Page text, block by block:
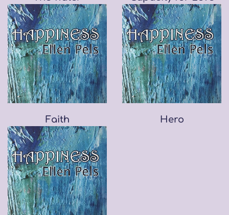
Faith Hero